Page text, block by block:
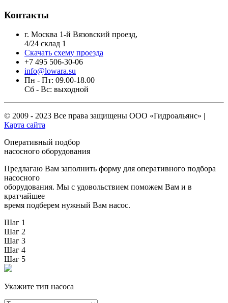
Контакты
г. Москва 1-й Вязовский проезд,
4/24 склад 1
Скачать схему проезда
+7 495 506-30-06
info@lowara.su
Пн - Пт: 09.00-18.00
Сб - Вс: выходной
© 2009 - 2023 Все права защищены ООО «Гидроальянс» |
Карта сайта
Оперативный подбор
насосного оборудования
Предлагаю Вам заполнить форму для оперативного подбора
насосного
оборудования. Мы с удовольствием поможем Вам и в
кратчайшее
время подберем нужный Вам насос.
Шаг 1
Шаг 2
Шаг 3
Шаг 4
Шаг 5
Укажите тип насоса